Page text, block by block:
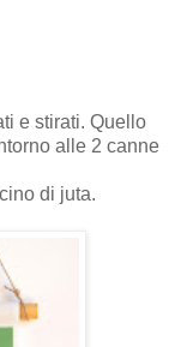
e stirati. Quello
alle 2 canne
di juta.